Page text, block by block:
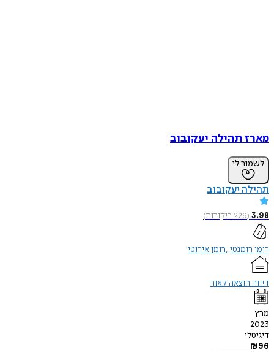
מארז תהילה יעקובוב
לשמור לי
תהילה יעקובוב
3.98
(
229ביקורות)
רומן רומנטי רומן אירוטי
דיווה הוצאה לאור
מרץ
2023
דיגיטלי
₪96